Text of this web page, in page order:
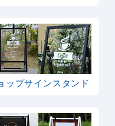
ップサインスタンド